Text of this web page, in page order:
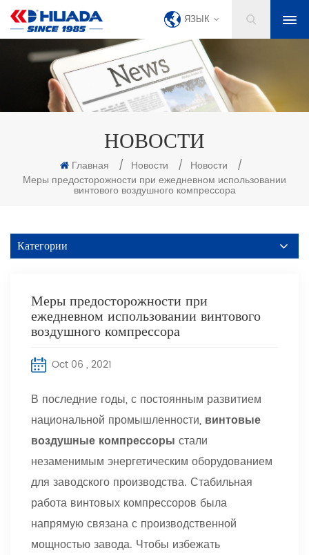
ЯЗЫК
НОВОСТИ
Главная / Новости / Новости
/
Меры предосторожности при ежедневном использовании
винтового воздушного компрессора
Категории
Меры предосторожности при
ежедневном использовании винтового
воздушного компрессора
Oct 06 , 2021
В последние годы, с постоянным развитием
национальной промышленности, винтовые
воздушные компрессоры стали
незаменимым энергетическим оборудованием
для заводского производства. Стабильная
работа винтовых компрессоров была
напрямую связана с производственной
мощностью завода. Чтобы избежать